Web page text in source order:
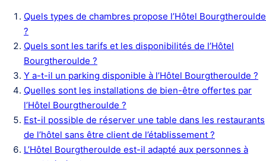
Quels types de chambres propose l’Hôtel Bourgtheroulde
?
Quels sont les tarifs et les disponibilités de l’Hôtel
Bourgtheroulde ?
Y a-t-il un parking disponible à l’Hôtel Bourgtheroulde ?
Quelles sont les installations de bien-être offertes par
l’Hôtel Bourgtheroulde ?
Est-il possible de réserver une table dans les restaurants
de l’hôtel sans être client de l’établissement ?
L’Hôtel Bourgtheroulde est-il adapté aux personnes à